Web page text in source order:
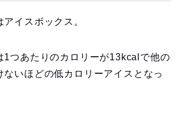
イスボックス。
1つあたりのカロリーが13kcalで他の
ないほどの低カロリーアイスとなっ